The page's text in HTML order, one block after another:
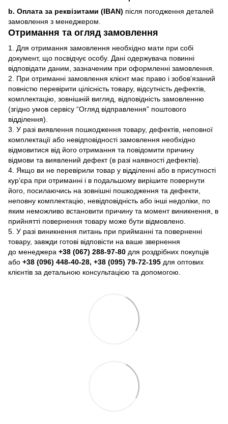
b. Оплата за реквізитами (IBAN) після погодження деталей
замовлення з менеджером.
Отримання та огляд замовлення
1. Для отримання замовлення необхідно мати при собі
документ, що посвідчує особу. Дані одержувача повинні
відповідати даним, зазначеним при оформленні замовлення.
2. При отриманні замовлення клієнт має право і зобов’язаний
повністю перевірити цілісність товару, відсутність дефектів,
комплектацію, зовнішній вигляд, відповідність замовленню
(згідно умов сервісу “Огляд відправлення” поштового
відділення).
3. У разі виявлення пошкодження товару, дефектів, неповної
комплектації або невідповідності замовлення необхідно
відмовитися від його отримання та повідомити причину
відмови та виявлений дефект (в разі наявності дефектів).
4. Якщо ви не перевірили товар у відділенні або в присутності
кур’єра при отриманні і в подальшому вирішите повернути
його, посилаючись на зовнішні пошкодження та дефекти,
неповну комплектацію, невідповідність або інші недоліки, по
яким неможливо встановити причину та момент виникнення, в
прийнятті повернення товару може бути відмовлено.
5. У разі виникнення питань при прийманні та поверненні
товару, завжди готові відповісти на ваше звернення
до менеджера +38 (067) 288-97-80 для роздрібних покупців
або +38 (096) 448-40-28, +38 (095) 79-72-195 для оптових
клієнтів за детальною консультацією та допомогою.